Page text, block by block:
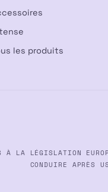
les produits
À LA LÉGISLATION
CONDUIRE APRÈS